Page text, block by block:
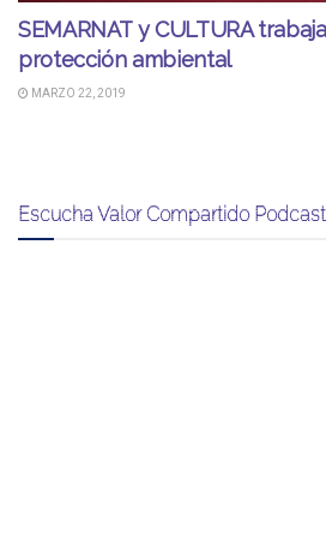
SEMARNAT y CULTURA
protección ambiental
MARZO 22, 2019
Escucha Valor Compartido Podcast